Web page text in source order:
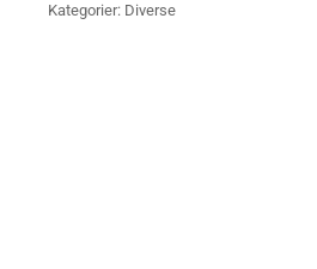
Kategorier: Diverse